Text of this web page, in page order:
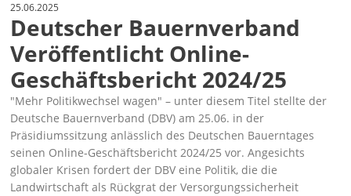
25.06.2025
Deutscher Bauernverband
Veröffentlicht Online-
Geschäftsbericht 2024/25
Mehr Politikwechsel wagen – unter diesem Titel stellte der
Deutsche Bauernverband (DBV) am 25.06. in der
Präsidiumssitzung anlässlich des Deutschen Bauerntages
seinen Online-Geschäftsbericht 2024/25 vor. Angesichts
globaler Krisen fordert der DBV eine Politik, die die
Landwirtschaft als Rückgrat der Versorgungssicherheit